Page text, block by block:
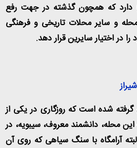
دارد که همچون گذشته در جهت رفع
و سایر محلات تاریخی و فرهنگی
در اختیار سایرین قرار دهد.
شده است که روزگاری در یکی از
محله، دانشمند معروف، سیبویه، در
آرامگاه با سنگ سیاهی که روی آن